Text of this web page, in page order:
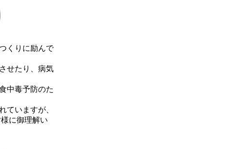
くりに励んで
せたり、病気
中毒予防のた
ていますが、
に御理解い